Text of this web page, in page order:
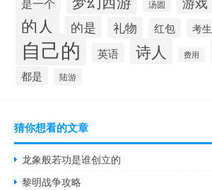
是一个 汤圆
的人 的是 礼物 红包 考生
自己的 英语 诗人 费用
都是 陆游
猜你想看的文章
龙象般若功是谁创立的
黎明战争攻略